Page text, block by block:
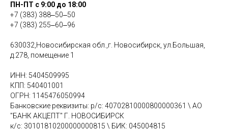
ПН-ПТ с 9:00 до 18:00
+7 (383) 388‒50‒50
+7 (383) 255‒60‒96
630032,Новосибирская обл.,г. Новосибирск, ул.Большая,
д.278, помещение 1
ИНН: 5404509995
КПП: 540401001
ОГРН: 1145476050994
Банковские реквизиты: р/с: 40702810000800000361 \ АО
"БАНК АКЦЕПТ" Г. НОВОСИБИРСК
к/с: 30101810200000000815 \ БИК: 045004815